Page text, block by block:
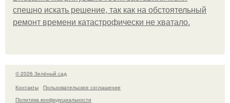
спешно искать решение, так как на обстоятельный
ремонт времени катастрофически не хватало.
© 2026 Зелёный сад
Контакты
Пользовательское соглашение
Политика конфидециальности